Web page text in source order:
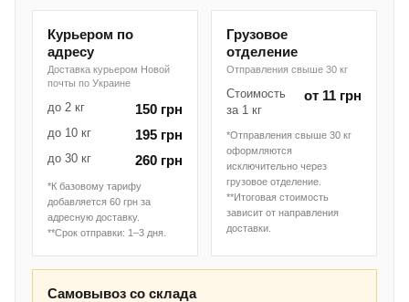
Курьером по
адресу
Доставка курьером Новой
почты по Украине
до 2 кг 150 грн
до 10 кг 195 грн
до 30 кг 260 грн
*К базовому тарифу
добавляется 60 грн за
адресную доставку.
**Срок отправки: 1–3 дня.
Грузовое
отделение
Отправления свыше 30 кг
Стоимость
за 1 кг
от 11 грн
*Отправления свыше 30 кг
оформляются
исключительно через
грузовое отделение.
**Итоговая стоимость
зависит от направления
доставки.
Самовывоз со склада